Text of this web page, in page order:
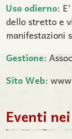
Uso odierno:
dello stretto e
manifestazioni
Gestione:
Sito Web:
Eventi